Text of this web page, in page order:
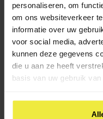
personaliseren, om
om ons websiteverkeer
informatie over uw
voor social media,
kunnen deze gegevens
die u aan ze heeft
basis van uw gebruik van
Heb je een
Kom je er niet uit of